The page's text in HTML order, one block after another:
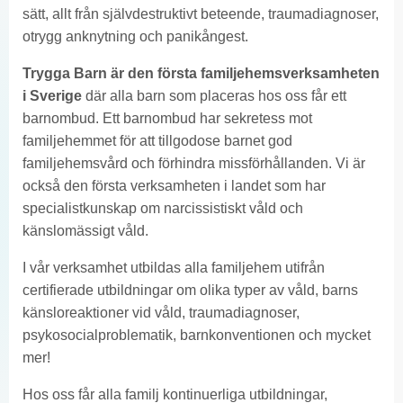
sätt, allt från självdestruktivt beteende, traumadiagnoser,
otrygg anknytning och panikångest.
Trygga Barn är den första familjehemsverksamheten
i Sverige där alla barn som placeras hos oss får ett
barnombud. Ett barnombud har sekretess mot
familjehemmet för att tillgodose barnet god
familjehemsvård och förhindra missförhållanden. Vi är
också den första verksamheten i landet som har
specialistkunskap om narcissistiskt våld och
känslomässigt våld.
I vår verksamhet utbildas alla familjehem utifrån
certifierade utbildningar om olika typer av våld, barns
känsloreaktioner vid våld, traumadiagnoser,
psykosocialproblematik, barnkonventionen och mycket
mer!
Hos oss får alla familj kontinuerliga utbildningar,